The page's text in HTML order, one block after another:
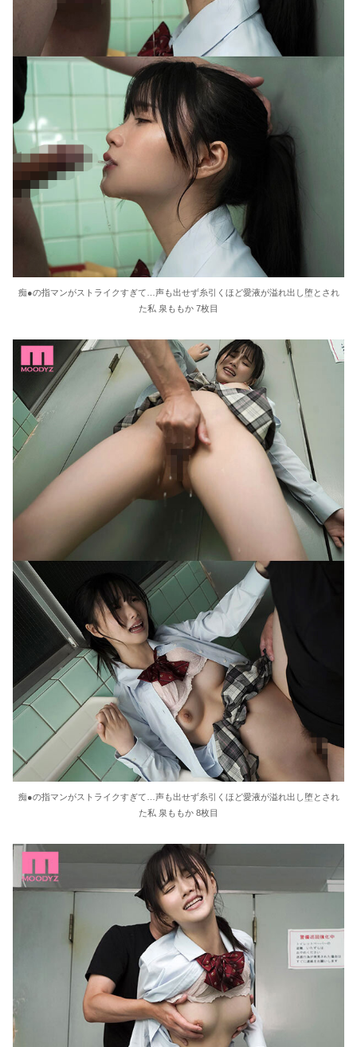
痴●の指マンがストライクすぎて…声も出せず糸引くほど愛液が溢れ出し堕とされ
た私 泉ももか 7枚目
痴●の指マンがストライクすぎて…声も出せず糸引くほど愛液が溢れ出し堕とされ
た私 泉ももか 8枚目